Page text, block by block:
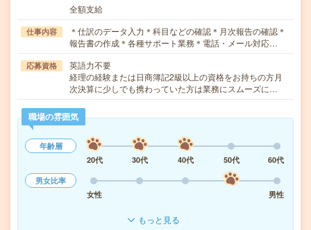
全額支給
仕事内容
＊仕訳のデータ入力＊科目などの確認＊月次報告の確認＊
報告書の作成＊各種サポート業務＊電話・メール対応…
応募資格
英語力不要
経理の経験または日商簿記2級以上の資格をお持ちの方月
次決算に少しでも携わっていた方は業務にスムーズに…
職場の雰囲気
年齢層
20代
30代 40代 50代
60代
男女比率
女性
男性
もっと見る